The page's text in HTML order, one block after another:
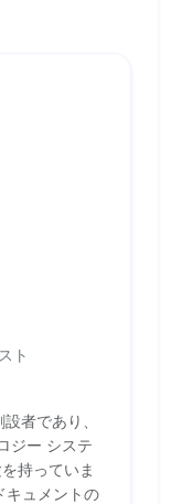
ト
者であり、
ジー システ
持っていま
キュメントの